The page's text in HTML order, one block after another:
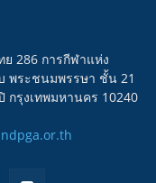
286 การกีฬาแห่ง
พระชนมพรรษา ชั้น 21
กรุงเทพมหานคร 10240